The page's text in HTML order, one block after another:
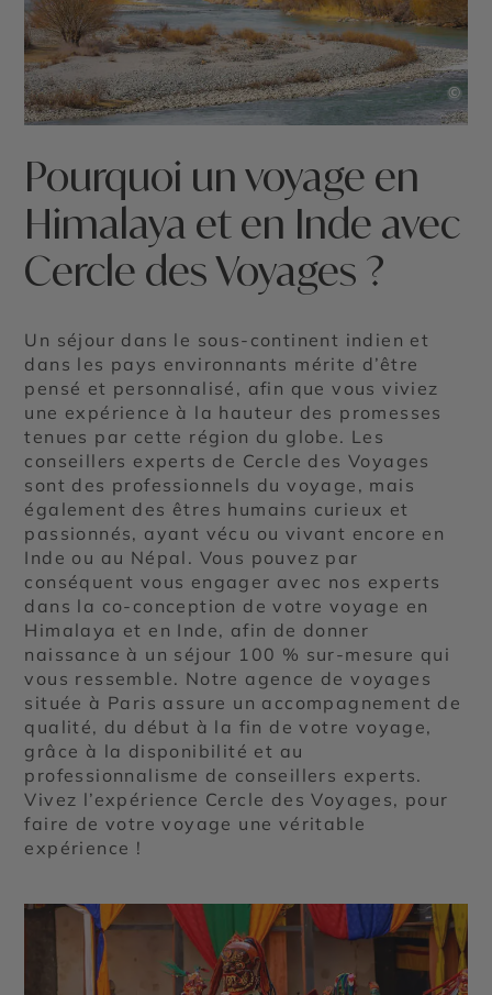
©
Pourquoi un voyage en
Himalaya et en Inde avec
Cercle des Voyages ?
Un séjour dans le sous-continent indien et
dans les pays environnants mérite d’être
pensé et personnalisé, afin que vous viviez
une expérience à la hauteur des promesses
tenues par cette région du globe. Les
conseillers experts de Cercle des Voyages
sont des professionnels du voyage, mais
également des êtres humains curieux et
passionnés, ayant vécu ou vivant encore en
Inde ou au Népal. Vous pouvez par
conséquent vous engager avec nos experts
dans la co-conception de votre voyage en
Himalaya et en Inde, afin de donner
naissance à un séjour 100 % sur-mesure qui
vous ressemble. Notre agence de voyages
située à Paris assure un accompagnement de
qualité, du début à la fin de votre voyage,
grâce à la disponibilité et au
professionnalisme de conseillers experts.
Vivez l’expérience Cercle des Voyages, pour
faire de votre voyage une véritable
expérience !